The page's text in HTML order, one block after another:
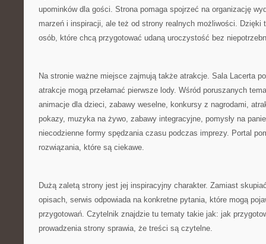
upominków dla gości. Strona pomaga spojrzeć na organizację
marzeń i inspiracji, ale też od strony realnych możliwości. Dzięki
osób, które chcą przygotować udaną uroczystość bez
Na stronie ważne miejsce zajmują także atrakcje. Sala Lacerta
atrakcje mogą przełamać pierwsze lody. Wśród poruszanych
animacje dla dzieci, zabawy weselne, konkursy z nagrodami,
pokazy, muzyka na żywo, zabawy integracyjne, pomysły na
niecodzienne formy spędzania czasu podczas imprezy. Portal
rozwiązania, które są ciekawe.
Dużą zaletą strony jest jej inspiracyjny charakter. Zamiast
opisach, serwis odpowiada na konkretne pytania, które mogą
przygotowań. Czytelnik znajdzie tu tematy takie jak: jak
prowadzenia strony sprawia, że treści są czytelne.